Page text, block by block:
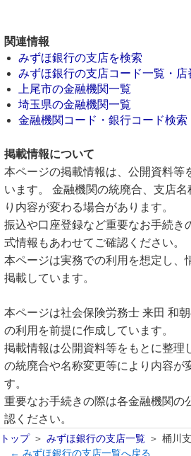
関連情報
みずほ銀行の支店を検索
みずほ銀行の支店コード一覧・店
上尾市の金融機関一覧
埼玉県の金融機関一覧
金融機関コード・銀行コード検索
掲載情報について
本ページの掲載情報は、公開資料等
います。 金融機関の統廃合、支店
り内容が変わる場合があります。
振込や口座登録など重要なお手続き
式情報もあわせてご確認ください。
本ページは実務での利用を想定し、
掲載しています。
本ページは社会保険労務士 来田 和
の利用を前提に作成しています。
掲載情報は公開資料等をもとに整理
の統廃合や名称変更等により内容が
す。
重要なお手続きの際は各金融機関の
認ください。
トップ みずほ銀行の支店一覧
桶川
← みずほ銀行の支店一覧へ戻る